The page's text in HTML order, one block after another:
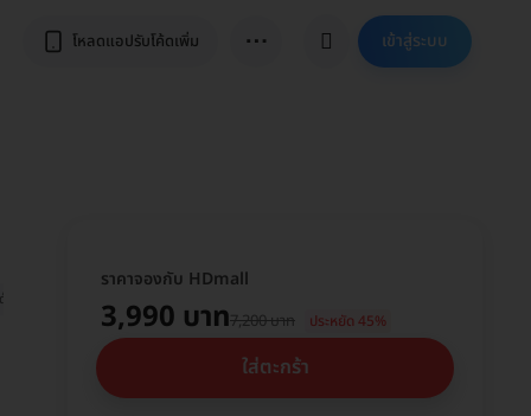
โหลดแอปรับโค้ดเพิ่ม ⋯ เข้าสู่ระบบ
ปี
ราคาจองกับ HDmall
3,990 บาท7,200 บาท ประหยัด 45%
ใส่ตะกร้า